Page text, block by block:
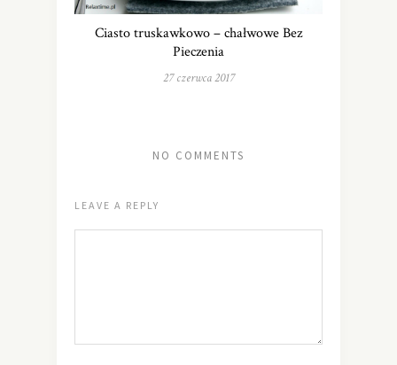
Ciasto truskawkowo – chałwowe Bez
Pieczenia
27 czerwca 2017
NO COMMENTS
LEAVE A REPLY